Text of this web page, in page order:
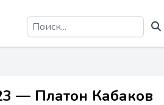
— Платон Кабаков